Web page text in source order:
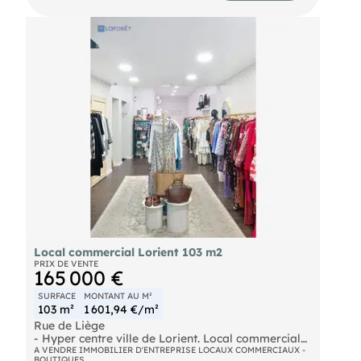
27 aout 2026. Honoraires d'agence à la charge du
locataire : 30% HT du loyer HT annuel + frais de
rédaction de bail.
Local commercial Lorient 103 m2
PRIX DE VENTE
165 000 €
SURFACE
103 m²
MONTANT AU M²
1 601,94 €/m²
Rue de Liège
- Hyper centre ville de Lorient. Local commercial
de 103m² sur 2 niveaux :
A VENDRE IMMOBILIER D'ENTREPRISE LOCAUX COMMERCIAUX -